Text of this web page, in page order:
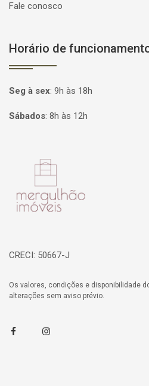
Fale conosco
Horário de
Seg à sex: 9h às 18h
Sábados: 8h às 12h
CRECI: 50667-J
Os valores, condições e disponibilidade
alterações sem aviso prévio.
FacebookInstagram